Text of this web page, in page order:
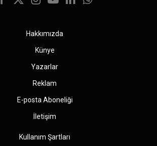
Facebook
X
Instagram
YouTubeLinkedInWhatsApp
Hakkımızda
Künye
Yazarlar
Reklam
E-posta Aboneliği
İletişim
Kullanım Şartları